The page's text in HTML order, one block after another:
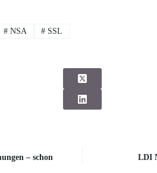
# NSA # SSL
– schon
LDI